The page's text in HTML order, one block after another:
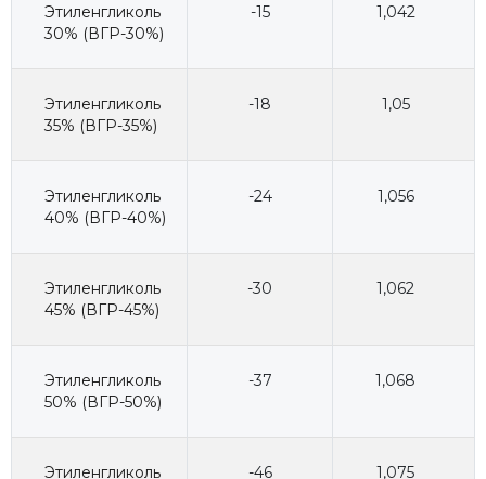
Этиленгликоль
30% (ВГР-30%)
-15 1,042
Этиленгликоль
35% (ВГР-35%)
-18 1,05
Этиленгликоль
40% (ВГР-40%)
-24 1,056
Этиленгликоль
45% (ВГР-45%)
-30 1,062
Этиленгликоль
50% (ВГР-50%)
-37 1,068
Этиленгликоль
-46 1,075